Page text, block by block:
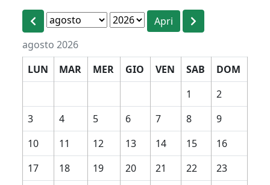
agosto 2026
LUN
MAR MER GIO VEN SAB
DOM
1
2
3
4 5 6 7 8
9
10
11 12 13 14 15
16
17
18 19 20 21 22
23